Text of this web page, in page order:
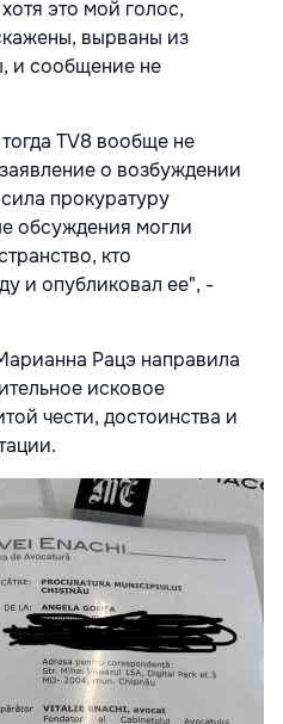
это мой голос,
вырваны из
и сообщение не
TV8 вообще не
о возбуждении
прокуратуру
обсуждения могли
кто
и опубликовал ее", -
Рацэ направила
исковое
чести, достоинства и